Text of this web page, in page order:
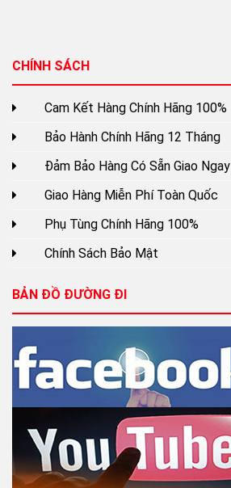
CHÍNH SÁCH
Cam Kết Hàng Chính Hãng 100%
Bảo Hành Chính Hãng 12 Tháng
Đảm Bảo Hàng Có Sẵn Giao Ngay
Giao Hàng Miễn Phí Toàn Quốc
Phụ Tùng Chính Hãng 100%
Chính Sách Bảo Mật
BẢN ĐỒ ĐƯỜNG ĐI